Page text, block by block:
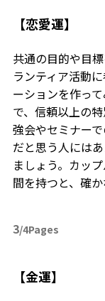
【恋愛運】
共通の目的や目
ランティア活動
ーションを作っ
で、信頼以上の
強会やセミナー
だと思う人には
ましょう。カッ
間を持つと、確
3/4Pages
【金運】